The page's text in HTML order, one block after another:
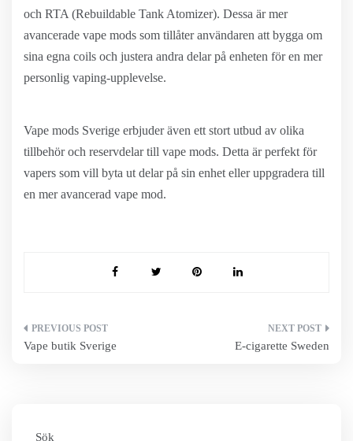
och RTA (Rebuildable Tank Atomizer). Dessa är mer
avancerade vape mods som tillåter användaren att bygga om
sina egna coils och justera andra delar på enheten för en mer
personlig vaping-upplevelse.
Vape mods Sverige erbjuder även ett stort utbud av olika
tillbehör och reservdelar till vape mods. Detta är perfekt för
vapers som vill byta ut delar på sin enhet eller uppgradera till
en mer avancerad vape mod.
Inläggsnavigering
Vape butik Sverige E-cigarette Sweden
Sök